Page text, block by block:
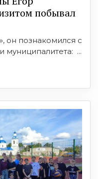
побывал
он познакомился с
...